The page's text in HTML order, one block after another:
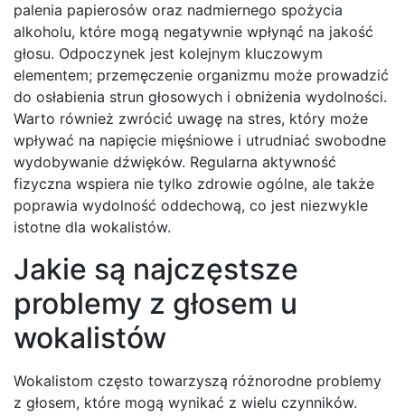
palenia papierosów oraz nadmiernego spożycia
alkoholu, które mogą negatywnie wpłynąć na jakość
głosu. Odpoczynek jest kolejnym kluczowym
elementem; przemęczenie organizmu może prowadzić
do osłabienia strun głosowych i obniżenia wydolności.
Warto również zwrócić uwagę na stres, który może
wpływać na napięcie mięśniowe i utrudniać swobodne
wydobywanie dźwięków. Regularna aktywność
fizyczna wspiera nie tylko zdrowie ogólne, ale także
poprawia wydolność oddechową, co jest niezwykle
istotne dla wokalistów.
Jakie są najczęstsze
problemy z głosem u
wokalistów
Wokalistom często towarzyszą różnorodne problemy
z głosem, które mogą wynikać z wielu czynników.